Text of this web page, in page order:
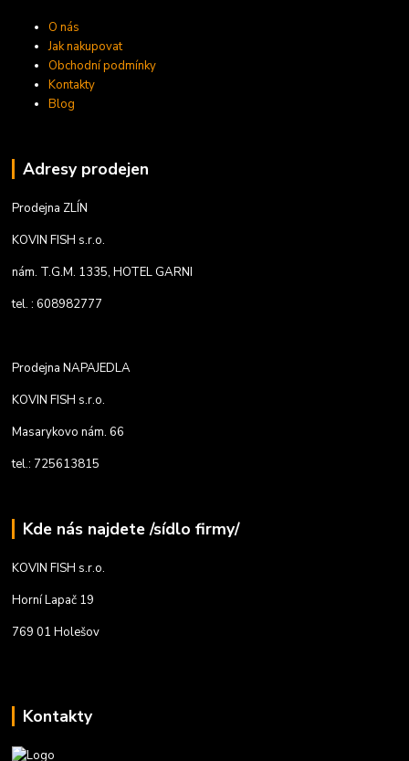
O nás
Jak nakupovat
Obchodní podmínky
Kontakty
Blog
Adresy prodejen
Prodejna ZLÍN
KOVIN FISH s.r.o.
nám. T.G.M. 1335, HOTEL GARNI
tel. : 608982777
Prodejna NAPAJEDLA
KOVIN FISH s.r.o.
Masarykovo nám. 66
tel.: 725613815
Kde nás najdete /sídlo firmy/
KOVIN FISH s.r.o.
Horní Lapač 19
769 01 Holešov
Kontakty